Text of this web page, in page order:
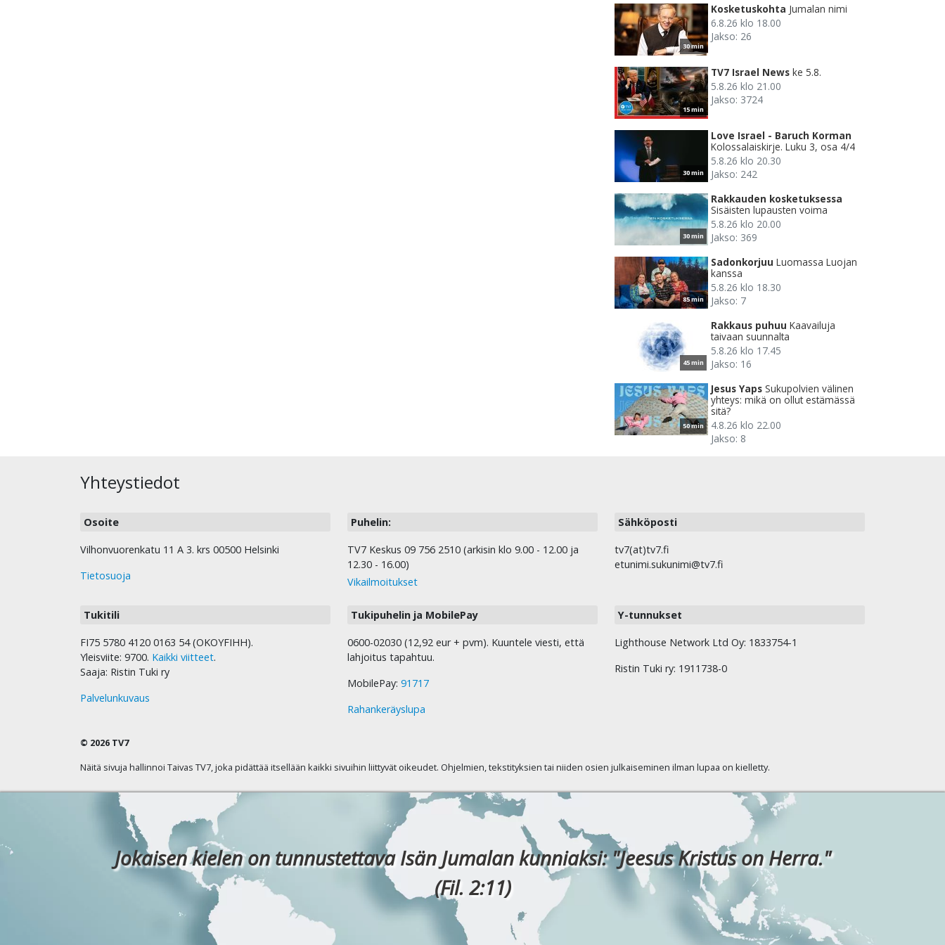
30 min
Kosketuskohta Jumalan nimi
6.8.26 klo 18.00
Jakso: 26
15 min
TV7 Israel News ke 5.8.
5.8.26 klo 21.00
Jakso: 3724
30 min
Love Israel - Baruch Korman
Kolossalaiskirje. Luku 3, osa 4/4
5.8.26 klo 20.30
Jakso: 242
30 min
Rakkauden kosketuksessa
Sisäisten lupausten voima
5.8.26 klo 20.00
Jakso: 369
85 min
Sadonkorjuu Luomassa Luojan
kanssa
5.8.26 klo 18.30
Jakso: 7
45 min
Rakkaus puhuu Kaavailuja
taivaan suunnalta
5.8.26 klo 17.45
Jakso: 16
50 min
Jesus Yaps Sukupolvien välinen
yhteys: mikä on ollut estämässä
sitä?
4.8.26 klo 22.00
Jakso: 8
Yhteystiedot
Osoite
Vilhonvuorenkatu 11 A 3. krs 00500 Helsinki
Tietosuoja
Puhelin:
TV7 Keskus 09 756 2510 (arkisin klo 9.00 - 12.00 ja
12.30 - 16.00)
Vikailmoitukset
Sähköposti
tv7(at)tv7.fi
etunimi.sukunimi@tv7.fi
Tukitili
FI75 5780 4120 0163 54 (OKOYFIHH).
Yleisviite: 9700. Kaikki viitteet.
Saaja: Ristin Tuki ry
Palvelunkuvaus
Tukipuhelin ja MobilePay
0600-02030 (12,92 eur + pvm). Kuuntele viesti, että
lahjoitus tapahtuu.
MobilePay: 91717
Rahankeräyslupa
Y-tunnukset
Lighthouse Network Ltd Oy: 1833754-1
Ristin Tuki ry: 1911738-0
© 2026 TV7
Näitä sivuja hallinnoi Taivas TV7, joka pidättää itsellään kaikki sivuihin liittyvät oikeudet. Ohjelmien, tekstityksien tai niiden osien julkaiseminen ilman lupaa on kielletty.
Jokaisen kielen on tunnustettava Isän Jumalan kunniaksi: "Jeesus Kristus on Herra."
(Fil. 2:11)